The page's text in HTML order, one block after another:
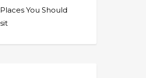
You Should